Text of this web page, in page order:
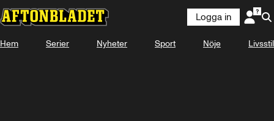
Logga in
Hem Serier Nyheter Sport Nöje Livsstil